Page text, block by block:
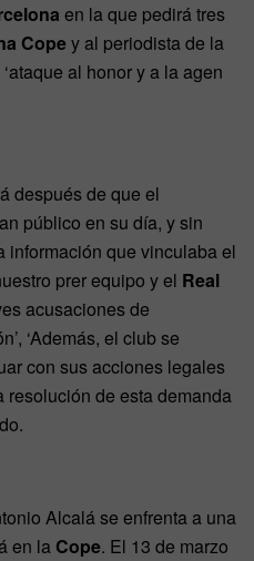
en la que pedirá tres
Copey al periodista de la
al honor y a la agen
después de que el
público en su día, y sin
información que vinculaba el
prer equipo y el Real
acusaciones de
‘Además, el club se
con sus acciones legales
resolución de esta demanda
Alcalá se enfrenta a una
en la Cope. El 13 de marzo